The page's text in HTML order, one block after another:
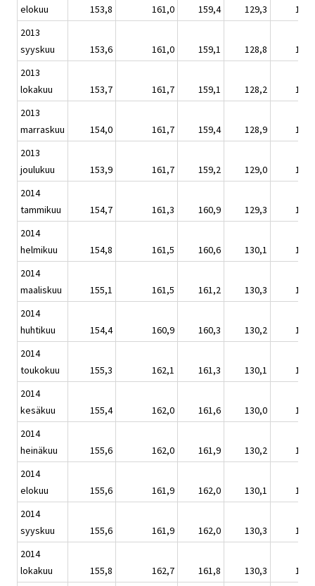
elokuu
153,8 161,0 159,4 129,3
2013
syyskuu
153,6 161,0 159,1 128,8
2013
lokakuu
153,7 161,7 159,1 128,2
2013
marraskuu
154,0 161,7 159,4 128,9
2013
joulukuu
153,9 161,7 159,2 129,0
2014
tammikuu
154,7 161,3 160,9 129,3
2014
helmikuu
154,8 161,5 160,6 130,1
2014
maaliskuu
155,1 161,5 161,2 130,3
2014
huhtikuu
154,4 160,9 160,3 130,2
2014
toukokuu
155,3 162,1 161,3 130,1
2014
kesäkuu
155,4 162,0 161,6 130,0
2014
heinäkuu
155,6 162,0 161,9 130,2
2014
elokuu
155,6 161,9 162,0 130,1
2014
syyskuu
155,6 161,9 162,0 130,3
2014
lokakuu
155,8 162,7 161,8 130,3